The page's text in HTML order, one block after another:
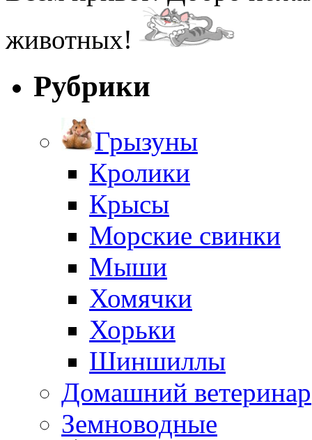
животных!
Рубрики
Грызуны
Кролики
Крысы
Морские свинки
Мыши
Хомячки
Хорьки
Шиншиллы
Домашний ветеринар
Земноводные